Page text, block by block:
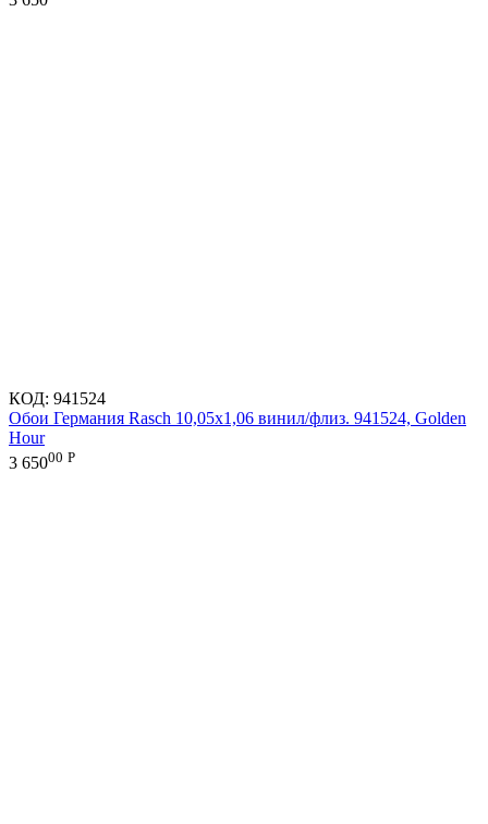
КОД: 941524
Обои Германия Rasch 10,05x1,06 винил/флиз. 941524, Golden
Hour
3 65000 Р